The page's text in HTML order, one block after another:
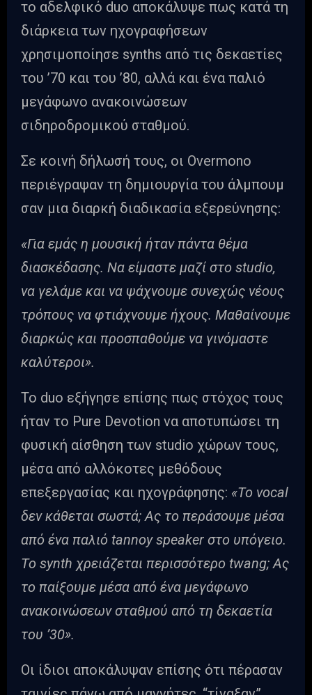
το αδελφικό duo αποκάλυψε πως κατά τη
διάρκεια των ηχογραφήσεων
χρησιμοποίησε synths από τις δεκαετίες
του ’70 και του ’80, αλλά και ένα παλιό
μεγάφωνο ανακοινώσεων
σιδηροδρομικού σταθμού.
Σε κοινή δήλωσή τους, οι Overmono
περιέγραψαν τη δημιουργία του άλμπουμ
σαν μια διαρκή διαδικασία εξερεύνησης:
«Για εμάς η μουσική ήταν πάντα θέμα
διασκέδασης. Να είμαστε μαζί στο studio,
να γελάμε και να ψάχνουμε συνεχώς νέους
τρόπους να φτιάχνουμε ήχους. Μαθαίνουμε
διαρκώς και προσπαθούμε να γινόμαστε
καλύτεροι».
Το duo εξήγησε επίσης πως στόχος τους
ήταν το Pure Devotion να αποτυπώσει τη
φυσική αίσθηση των studio χώρων τους,
μέσα από αλλόκοτες μεθόδους
επεξεργασίας και ηχογράφησης: «Το vocal
δεν κάθεται σωστά; Ας το περάσουμε μέσα
από ένα παλιό tannoy speaker στο υπόγειο.
Το synth χρειάζεται περισσότερο twang; Ας
το παίξουμε μέσα από ένα μεγάφωνο
ανακοινώσεων σταθμού από τη δεκαετία
του ’30».
Οι ίδιοι αποκάλυψαν επίσης ότι πέρασαν